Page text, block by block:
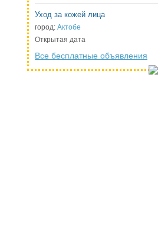
Уход за кожей лица
город: Актобе
Открытая дата
Все бесплатные объявления